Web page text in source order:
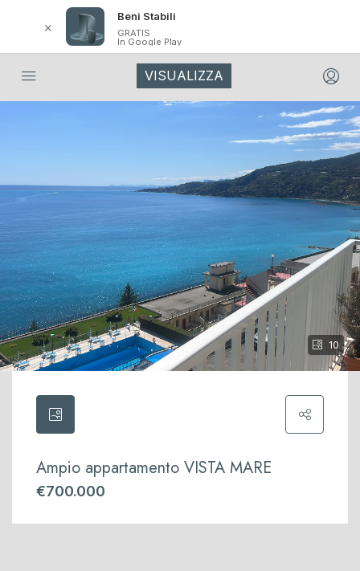
10
Ampio appartamento VISTA MARE
€700.000
✕
Beni Stabili
GRATIS
In Google Play
VISUALIZZA